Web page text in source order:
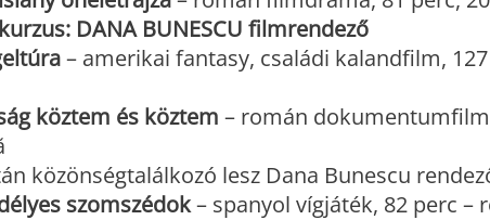
DANA BUNESCU filmrendező
– amerikai fantasy, családi kalandfilm,
köztem és köztem – román
közönségtalálkozó lesz Dana Bunescu
szomszédok– spanyol vígjáték, 82 perc –